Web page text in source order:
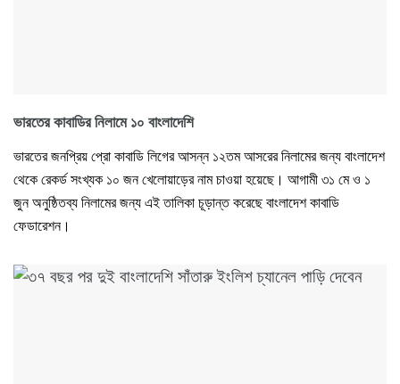
ভারতের কাবাডির নিলামে ১০ বাংলাদেশি
ভারতের জনপ্রিয় প্রো কাবাডি লিগের আসন্ন ১২তম আসরের নিলামের জন্য বাংলাদেশ
থেকে রেকর্ড সংখ্যক ১০ জন খেলোয়াড়ের নাম চাওয়া হয়েছে। আগামী ৩১ মে ও ১
জুন অনুষ্ঠিতব্য নিলামের জন্য এই তালিকা চূড়ান্ত করেছে বাংলাদেশ কাবাডি
ফেডারেশন।